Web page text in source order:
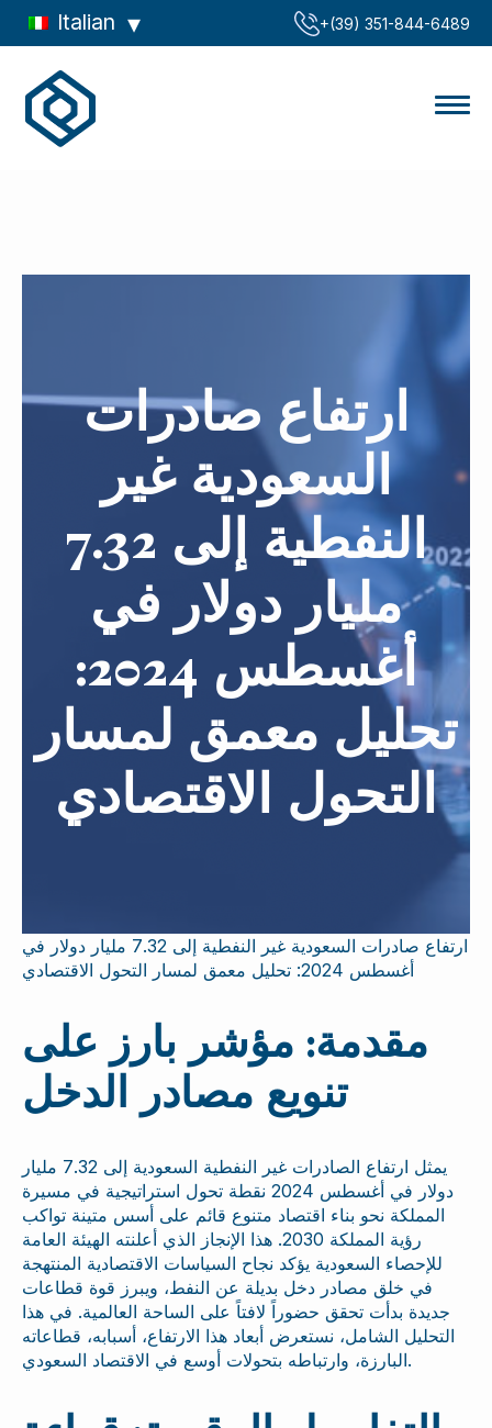
Italian ‪+(39) 351-844-6489‬
ارتفاع صادرات
السعودية غير
النفطية إلى 7.32
مليار دولار في
أغسطس 2024:
تحليل معمق لمسار
التحول الاقتصادي
ارتفاع صادرات السعودية غير النفطية إلى 7.32 مليار دولار في
أغسطس 2024: تحليل معمق لمسار التحول الاقتصادي
مقدمة: مؤشر بارز على
تنويع مصادر الدخل
يمثل ارتفاع الصادرات غير النفطية السعودية إلى 7.32 مليار
دولار في أغسطس 2024 نقطة تحول استراتيجية في مسيرة
المملكة نحو بناء اقتصاد متنوع قائم على أسس متينة تواكب
رؤية المملكة 2030. هذا الإنجاز الذي أعلنته الهيئة العامة
للإحصاء السعودية يؤكد نجاح السياسات الاقتصادية المنتهجة
في خلق مصادر دخل بديلة عن النفط، ويبرز قوة قطاعات
جديدة بدأت تحقق حضوراً لافتاً على الساحة العالمية. في هذا
التحليل الشامل، نستعرض أبعاد هذا الارتفاع، أسبابه، قطاعاته
البارزة، وارتباطه بتحولات أوسع في الاقتصاد السعودي.